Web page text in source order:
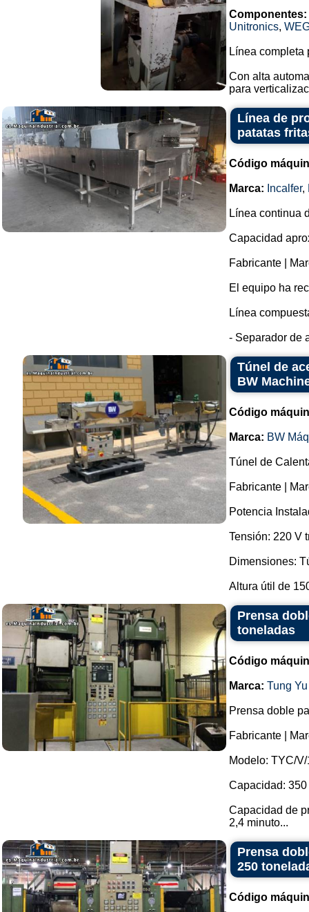
Componentes:
Unitronics,
Línea completa
Con alta
para
Línea de
patatas
Código
Marca: Incalfer,
Línea continua
Capacidad
Fabricante |
El equipo ha
Línea
- Separador de
Túnel de
BW
Código
Marca: BW
Túnel de
Fabricante |
Potencia
Tensión: 220 V
Dimensiones:
Altura útil de
Prensa
toneladas
Código
Marca: Tung Yu
Prensa doble
Fabricante |
Modelo: TYC/
Capacidad:
Capacidad de
2,4 minuto...
Prensa
250
Código